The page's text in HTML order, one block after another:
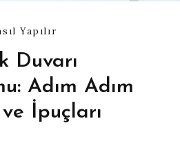
Yapılır
Duvarı
Adım Adım
İpuçları